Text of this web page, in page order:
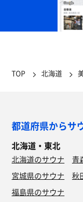
TOP 北海道
都道府県からサ
北海道・東北
北海道のサウナ 青
宮城県のサウナ
秋
福島県のサウナ